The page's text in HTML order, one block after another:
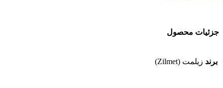
جزئیات محصول
برند زیلمت (Zilmet)